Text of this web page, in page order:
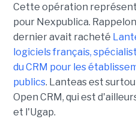
Cette opération
pour Nexpublica.
dernier avait racheté
logiciels français,
du CRM pour les
publics. Lanteas est
Open CRM, qui est
et l'Ugap.